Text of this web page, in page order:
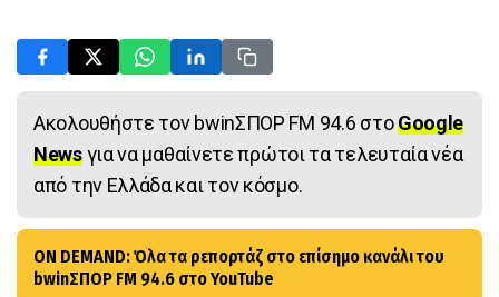
Ακολουθήστε τον bwinΣΠΟΡ FM 94.6 στοGoogle
Newsγια να μαθαίνετε πρώτοι τα τελευταία νέα
από την Ελλάδα και τον κόσμο.
ON DEMAND: Όλα τα ρεπορτάζ στο επίσημο κανάλι του
bwinΣΠΟΡ FM 94.6 στο YouTube